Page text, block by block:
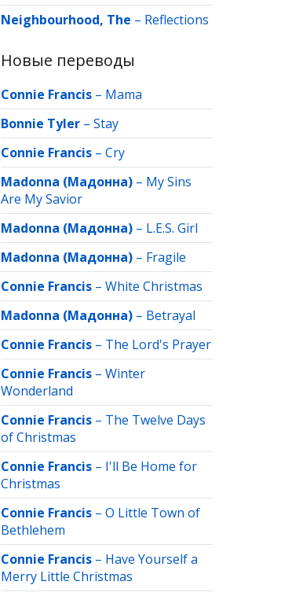
Neighbourhood, The – Reflections
Новые переводы
Connie Francis – Mama
Bonnie Tyler – Stay
Connie Francis – Cry
Madonna (Мадонна) – My Sins
Are My Savior
Madonna (Мадонна) – L.E.S. Girl
Madonna (Мадонна) – Fragile
Connie Francis – White Christmas
Madonna (Мадонна) – Betrayal
Connie Francis – The Lord's Prayer
Connie Francis – Winter
Wonderland
Connie Francis – The Twelve Days
of Christmas
Connie Francis – I'll Be Home for
Christmas
Connie Francis – O Little Town of
Bethlehem
Connie Francis – Have Yourself a
Merry Little Christmas